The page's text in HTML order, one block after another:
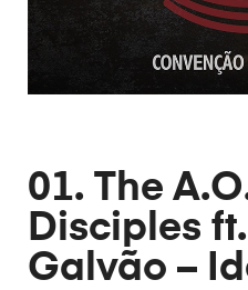
01. The
Disciples
Galvão –